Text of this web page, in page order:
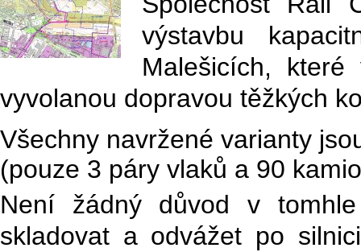
výstavbu
Malešicích,
vyvolanou dopravou těžkých
Všechny navržené varianty
(pouze 3 páry vlaků a 90
Není žádný důvod v
skladovat a odvážet po